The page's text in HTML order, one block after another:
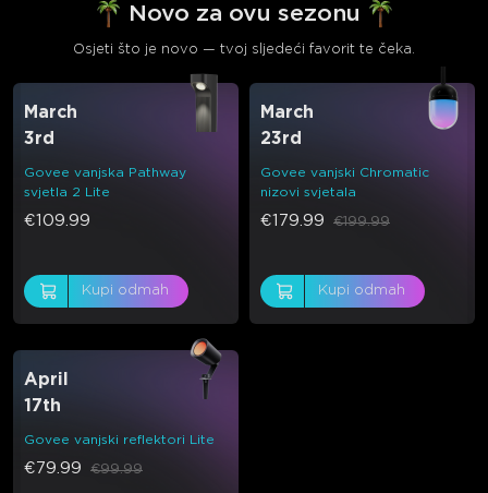
Novo za ovu sezonu
Osjeti što je novo — tvoj sljedeći favorit te čeka.
March
3rd
Govee vanjska Pathway
svjetla 2 Lite
€109.99
Kupi odmah
March
23rd
Govee vanjski Chromatic
nizovi svjetala
€179.99 €199.99
Kupi odmah
April
17th
Govee vanjski reflektori Lite
€79.99 €99.99